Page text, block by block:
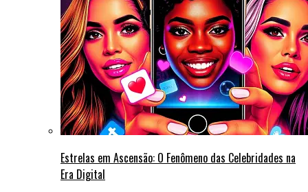
Estrelas em Ascensão: O Fenômeno das Celebridades na
Era Digital